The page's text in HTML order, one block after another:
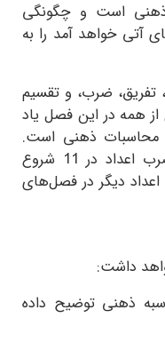
است و چگونگی
آتی خواهد آمد را به
تفریق، ضرب، و تقسیم
همه در این فصل یاد
محاسبات ذهنی است.
اعداد در 11 شروع
دیگر در فصل‌های
داشت:
ذهنی توضیح داده